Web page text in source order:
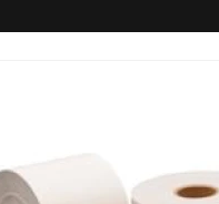
exclusivos y